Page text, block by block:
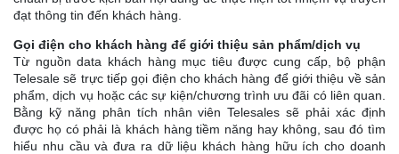
đạt thông tin đến khách hàng.
Gọi điện cho khách hàng để giới thiệu sản phẩm/dịch vụ
Từ nguồn data khách hàng mục tiêu được cung cấp, bộ phận
Telesale sẽ trực tiếp gọi điện cho khách hàng để giới thiệu về sản
phẩm, dịch vụ hoặc các sự kiện/chương trình ưu đãi có liên quan.
Bằng kỹ năng phân tích nhân viên Telesales sẽ phải xác định
được họ có phải là khách hàng tiềm năng hay không, sau đó tìm
hiểu nhu cầu và đưa ra dữ liệu khách hàng hữu ích cho doanh